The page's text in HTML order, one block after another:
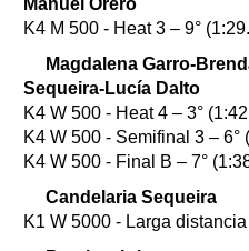
Manuel Orero
K4 M 500 - Heat 3 – 9°
Magdalena Garro-
Sequeira-Lucía Dalto
K4 W 500 - Heat 4 – 3°
K4 W 500 - Semifinal 3 – 6°
K4 W 500 - Final B – 7°
Candelaria Sequeira
K1 W 5000 - Larga